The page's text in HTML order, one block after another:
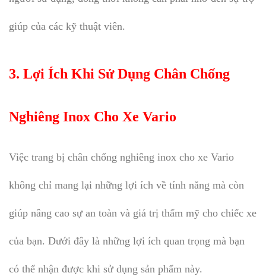
giúp của các kỹ thuật viên.
3. Lợi Ích Khi Sử Dụng Chân Chống
Nghiêng Inox Cho Xe Vario
Việc trang bị chân chống nghiêng inox cho xe Vario
không chỉ mang lại những lợi ích về tính năng mà còn
giúp nâng cao sự an toàn và giá trị thẩm mỹ cho chiếc xe
của bạn. Dưới đây là những lợi ích quan trọng mà bạn
có thể nhận được khi sử dụng sản phẩm này.